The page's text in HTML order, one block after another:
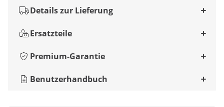
Details zur Lieferung
Ersatzteile
Premium-Garantie
Benutzerhandbuch